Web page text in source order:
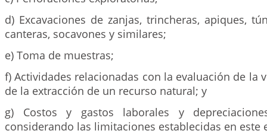
d) Excavaciones de zanjas, trincheras, apiques,
canteras, socavones y similares;
e) Toma de muestras;
f) Actividades relacionadas con la evaluación de la
de la extracción de un recurso natural; y
g) Costos y gastos laborales y
considerando las limitaciones establecidas en este